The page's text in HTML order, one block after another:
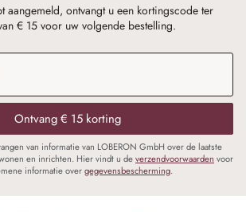
aangemeld, ontvangt u een kortingscode ter
€ 15 voor uw volgende bestelling.
Ontvang € 15 korting
van informatie van LOBERON GmbH over de laatste
en inrichten. Hier vindt u deverzendvoorwaarden voor
informatie overgegevensbescherming.